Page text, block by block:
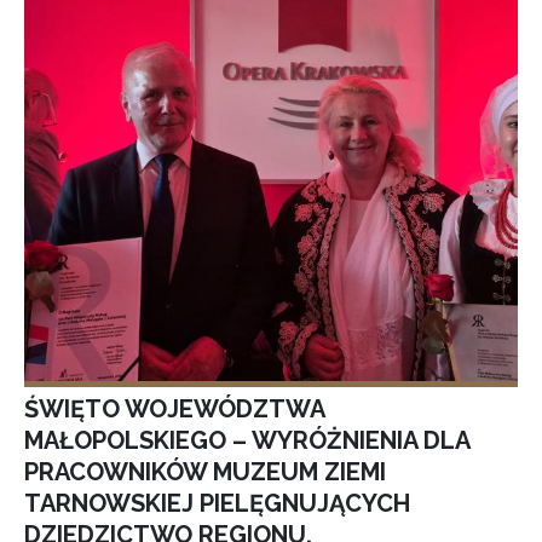
ŚWIĘTO WOJEWÓDZTWA
MAŁOPOLSKIEGO – WYRÓŻNIENIA DLA
PRACOWNIKÓW MUZEUM ZIEMI
TARNOWSKIEJ PIELĘGNUJĄCYCH
DZIEDZICTWO REGIONU.